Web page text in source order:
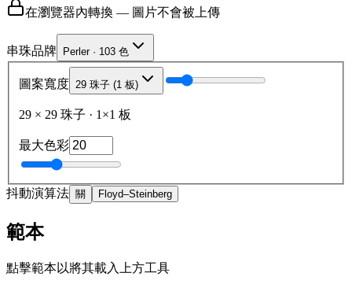
在瀏覽器內轉換 — 圖片不會被上傳
串珠品牌 Perler · 103 色
圖案寬度 29 珠子 (1 板)
29 × 29 珠子 · 1×1 板
最大色彩
抖動演算法 關 Floyd–Steinberg
範本
點擊範本以將其載入上方工具